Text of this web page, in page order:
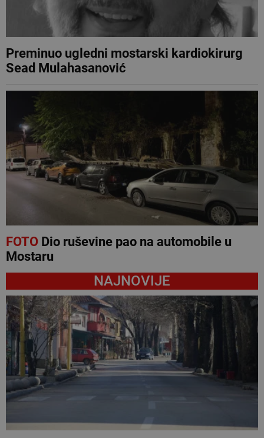
Preminuo ugledni mostarski kardiokirurg
Sead Mulahasanović
FOTODio ruševine pao na automobile u
Mostaru
NAJNOVIJE